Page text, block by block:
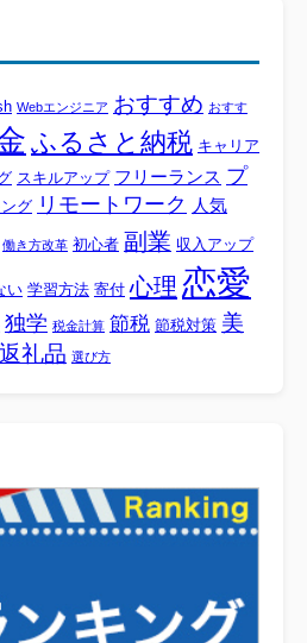
Webエンジニア おすすめ おすす
ふるさと納税 キャリア
スキルアップ フリーランス プ
グ リモートワーク 人気
働き方改革 初心者 副業 収入アップ
い 学習方法 寄付 心理 恋愛
独学 税金計算 節税 節税対策 美
返礼品 選び方